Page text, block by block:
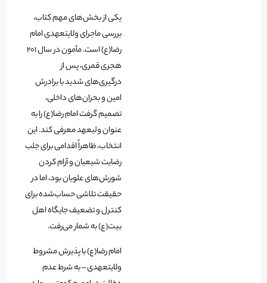
یکی از بخش‌های مهم کتاب،
بررسی ماجرای ولایتعهدی امام
رضا(ع) است. مأمون در سال ۲۰۱
هجری قمری، پس از
درگیری‌های شدید با برادرش
امین و بحران‌های داخلی،
تصمیم گرفت امام رضا(ع) را به
عنوان ولیعهد معرفی کند. این
انتخاب، ظاهراً اقدامی برای جلب
رضایت شیعیان و آرام کردن
شورش‌های علویان بود، اما در
حقیقت تلاشی حساب‌شده برای
کنترل و تضعیف جایگاه اهل
بیت(ع) به شمار می‌رفت.
امام رضا(ع) با پذیرش مشروط
ولایتعهدی – به شرط عدم